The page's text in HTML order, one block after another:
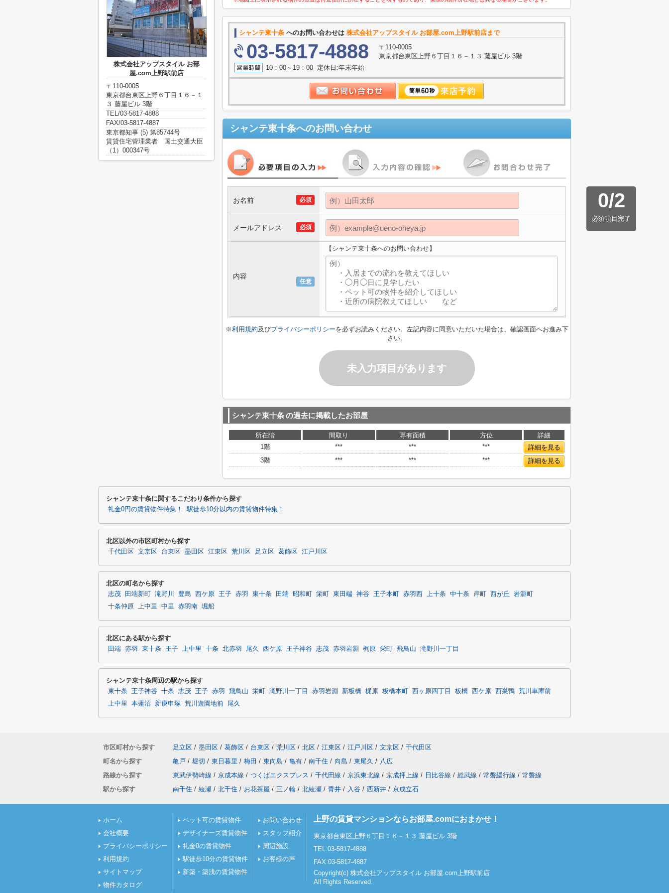
シャンテ東十条 へのお問い合わせは 株式会社アップスタイル お部屋.com上野駅前店まで
03-5817-4888
〒110-0005
東京都台東区上野６丁目１６－１３ 藤屋ビル 3階
10：00～19：00 定休日:年末年始
シャンテ東十条へのお問い合わせ
0/2
必須項目完了
必須
お名前
必須
メールアドレス
任意
内容
【シャンテ東十条へのお問い合わせ】
※利用規約及びプライバシーポリシーを必ずお読みください。左記内容に同意いただいた場合は、確認画面へお進み下
さい。
未入力項目があります
シャンテ東十条の過去に掲載したお部屋
所在階 間取り 専有面積 方位
詳細
1階
*** *** ***
詳細を見る
3階
*** *** *** 詳細を見る
株式会社アップスタイル お部
屋.com上野駅前店
〒110-0005
東京都台東区上野６丁目１６－１
３ 藤屋ビル 3階
TEL/03-5817-4888
FAX/03-5817-4887
東京都知事 (5) 第85744号
賃貸住宅管理業者 国土交通大臣
（1）000347号
シャンテ東十条に関するこだわり条件から探す
礼金0円の賃貸物件特集！ 駅徒歩10分以内の賃貸物件特集！
北区以外の市区町村から探す
千代田区 文京区 台東区 墨田区 江東区 荒川区 足立区 葛飾区 江戸川区
北区の町名から探す
志茂 田端新町 滝野川 豊島 西ケ原 王子 赤羽 東十条 田端 昭和町 栄町 東田端 神谷 王子本町 赤羽西 上十条 中十条 岸町 西が丘
岩淵町
十条仲原
上中里 中里 赤羽南 堀船
北区にある駅から探す
田端 赤羽 東十条 王子 上中里 十条 北赤羽 尾久 西ケ原 王子神谷 志茂 赤羽岩淵 梶原 栄町 飛鳥山 滝野川一丁目
シャンテ東十条周辺の駅から探す
東十条 王子神谷 十条 志茂 王子 赤羽 飛鳥山 栄町 滝野川一丁目 赤羽岩淵 新板橋 梶原 板橋本町 西ヶ原四丁目 板橋 西ケ原 西巣鴨 荒川車庫前
上中里
本蓮沼 新庚申塚 荒川遊園地前 尾久
市区町村から探す 足立区 / 墨田区 / 葛飾区 / 台東区 / 荒川区 / 北区 / 江東区 / 江戸川区 / 文京区 / 千代田区
町名から探す
亀戸 / 堀切 / 東日暮里 / 梅田 / 東向島 / 亀有 / 南千住 / 向島 / 東尾久 / 八広
路線から探す
東武伊勢崎線 / 京成本線 / つくばエクスプレス / 千代田線 / 京浜東北線 / 京成押上線 / 日比谷線 / 総武線 / 常磐緩行線 / 常磐線
駅から探す
南千住 / 綾瀬 / 北千住 / お花茶屋 / 三ノ輪 / 北綾瀬 / 青井 / 入谷 / 西新井 / 京成立石
ホーム
会社概要
プライバシーポリシー
利用規約
サイトマップ
物件カタログ
ペット可の賃貸物件
デザイナーズ賃貸物件
礼金0の賃貸物件
駅徒歩10分の賃貸物件
新築・築浅の賃貸物件
お問い合わせ
スタッフ紹介
周辺施設
お客様の声
上野の賃貸マンションならお部屋.comにおまかせ！
東京都台東区上野６丁目１６－１３ 藤屋ビル 3階
TEL:03-5817-4888
FAX:03-5817-4887
Copyright(c) 株式会社アップスタイル お部屋.com上野駅前店
All Rights Reserved.